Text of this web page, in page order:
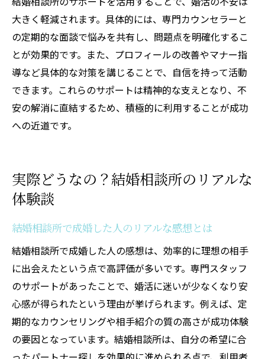
大きく軽減されます。具体的には、専門カウンセラーと
の定期的な面談で悩みを共有し、問題点を明確化するこ
とが効果的です。また、プロフィールの改善やマナー指
導など具体的な対策を講じることで、自信を持って活動
できます。これらのサポートは精神的な支えとなり、不
安の解消に直結するため、積極的に利用することが成功
への近道です。
実際どうなの？結婚相談所のリアルな
体験談
結婚相談所で成婚した人のリアルな感想とは
結婚相談所で成婚した人の感想は、効率的に理想の相手
に出会えたという点で高評価が多いです。専門スタッフ
のサポートがあったことで、婚活に迷いが少なくなり安
心感が得られたという理由が挙げられます。例えば、定
期的なカウンセリングや相手紹介の質の高さが成功体験
の要因となっています。結婚相談所は、自分の希望に合